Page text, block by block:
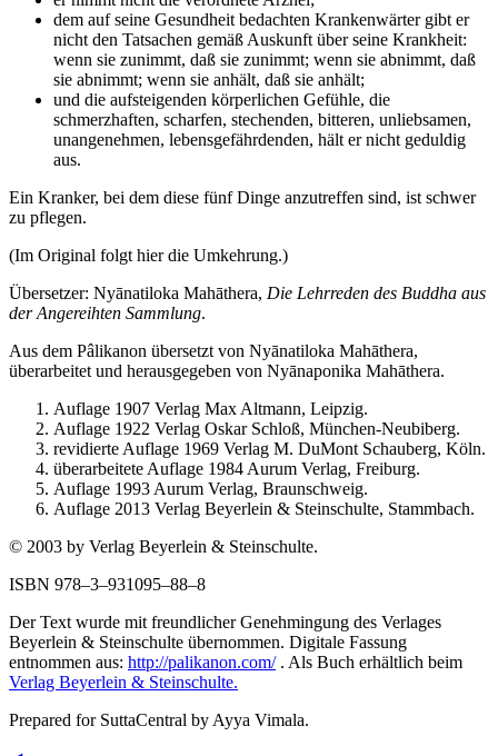
dem auf seine Gesundheit bedachten Krankenwärter gibt er
nicht den Tatsachen gemäß Auskunft über seine Krankheit:
wenn sie zunimmt, daß sie zunimmt; wenn sie abnimmt, daß
sie abnimmt; wenn sie anhält, daß sie anhält;
und die aufsteigenden körperlichen Gefühle, die
schmerzhaften, scharfen, stechenden, bitteren, unliebsamen,
unangenehmen, lebensgefährdenden, hält er nicht geduldig
aus.
Ein Kranker, bei dem diese fünf Dinge anzutreffen sind, ist schwer
zu pflegen.
(Im Original folgt hier die Umkehrung.)
Übersetzer: Nyānatiloka Mahāthera, Die Lehrreden des Buddha aus
der Angereihten Sammlung.
Aus dem Pâlikanon übersetzt von Nyānatiloka Mahāthera,
überarbeitet und herausgegeben von Nyānaponika Mahāthera.
Auflage 1907 Verlag Max Altmann, Leipzig.
Auflage 1922 Verlag Oskar Schloß, München-Neubiberg.
revidierte Auflage 1969 Verlag M. DuMont Schauberg, Köln.
überarbeitete Auflage 1984 Aurum Verlag, Freiburg.
Auflage 1993 Aurum Verlag, Braunschweig.
Auflage 2013 Verlag Beyerlein & Steinschulte, Stammbach.
© 2003 by Verlag Beyerlein & Steinschulte.
ISBN 978–3–931095–88–8
Der Text wurde mit freundlicher Genehmingung des Verlages
Beyerlein & Steinschulte übernommen. Digitale Fassung
entnommen aus: http://palikanon.com/. Als Buch erhältlich beim
Verlag Beyerlein & Steinschulte.
Prepared for SuttaCentral by Ayya Vimala.